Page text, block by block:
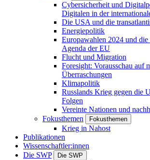
Cybersicherheit und
Digitalen in der
Die USA und die
Energiepolitik
Europawahlen 2024 und die
Agenda der EU
Flucht und Migration
Foresight: Vorausschau auf
Überraschungen
Klimapolitik
Russlands Krieg gegen die
Folgen
Vereinte Nationen und
Fokusthemen
Fokusthemen
Krieg in Nahost
Publikationen
Wissenschaftler:innen
Die SWP
Die SWP